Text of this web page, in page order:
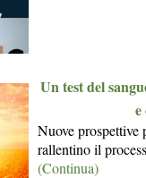
Un test del
Nuove prospettive
rallentino il
(Continua)